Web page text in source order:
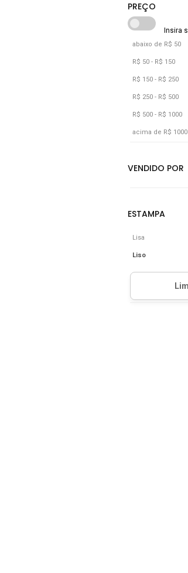
abaixo de R$ 50
R$ 50 - R$ 150
R$ 150 - R$ 250
R$ 250 - R$ 500
R$ 500 - R$ 1000
acima de R$ 1000
Lisa
Liso